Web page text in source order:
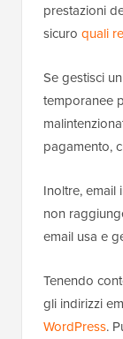
prestazioni
sicuro quali
Se gestisci
temporanee
pagamento,
Inoltre,
non
email usa e
Tenendo
gli indirizzi
WordPress.